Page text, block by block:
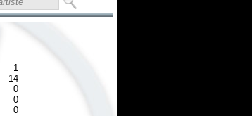
1
14
0
0
0